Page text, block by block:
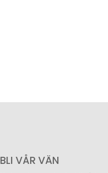
BLI VÅR VÄN